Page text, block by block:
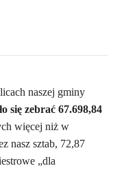
naszej gminy
się zebrać 67.698,84
więcej niż w
nasz sztab, 72,87
„dla